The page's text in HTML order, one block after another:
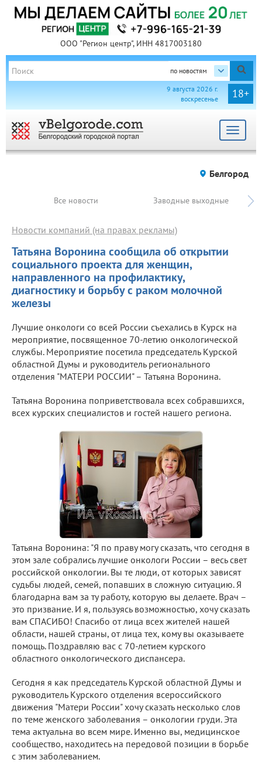
ООО "Регион центр", ИНН 4817003180
по новостям
18+
9 августа 2026 г.
воскресенье
Toggle
Белгород
Все новости Заводные выходные
Татьяна Воронина сообщила об открытии
социального проекта для женщин,
направленного на профилактику,
диагностику и борьбу с раком молочной
железы
Новости компаний (на правах рекламы)
Лучшие онкологи со всей России съехались в Курск на
мероприятие, посвященное 70-летию онкологической
службы. Мероприятие посетила председатель Курской
областной Думы и руководитель регионального
отделения "МАТЕРИ РОССИИ" – Татьяна Воронина.
Татьяна Воронина поприветствовала всех собравшихся,
всех курских специалистов и гостей нашего региона.
Татьяна Воронина: "Я по праву могу сказать, что сегодня в
этом зале собрались лучшие онкологи России – весь свет
российской онкологии. Вы те люди, от которых зависят
судьбы людей, семей, попавших в сложную ситуацию. Я
благодарна вам за ту работу, которую вы делаете. Врач –
это призвание. И я, пользуясь возможностью, хочу сказать
вам СПАСИБО! Спасибо от лица всех жителей нашей
области, нашей страны, от лица тех, кому вы оказываете
помощь. Поздравляю вас с 70-летием курского
областного онкологического диспансера.
Сегодня я как председатель Курской областной Думы и
руководитель Курского отделения всероссийского
движения "Матери России" хочу сказать несколько слов
по теме женского заболевания – онкологии груди. Эта
тема актуальна во всем мире. Именно вы, медицинское
сообщество, находитесь на передовой позиции в борьбе
с этим заболеванием.